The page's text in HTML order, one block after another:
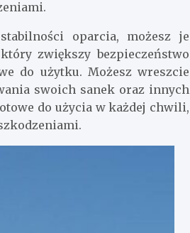
oparcia, możesz je
zwiększy bezpieczeństwo
do użytku. Możesz wreszcie
swoich sanek oraz innych
do użycia w każdej chwili,